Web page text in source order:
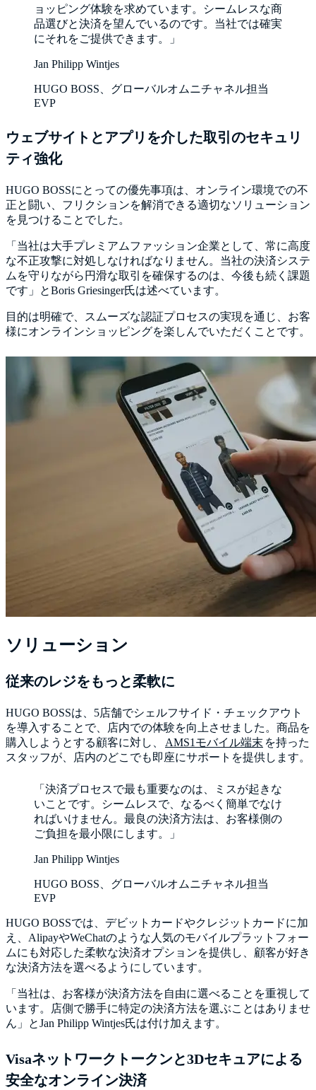
ョッピング体験を求めています。シームレスな商
品選びと決済を望んでいるのです。当社では確実
にそれをご提供できます。」
Jan Philipp Wintjes
HUGO BOSS、グローバルオムニチャネル担当
EVP
ウェブサイトとアプリを介した取引のセキュリ
ティ強化
HUGO BOSSにとっての優先事項は、オンライン環境での不
正と闘い、フリクションを解消できる適切なソリューション
を見つけることでした。
「当社は大手プレミアムファッション企業として、常に高度
な不正攻撃に対処しなければなりません。当社の決済システ
ムを守りながら円滑な取引を確保するのは、今後も続く課題
です」とBoris Griesinger氏は述べています。
目的は明確で、スムーズな認証プロセスの実現を通じ、お客
様にオンラインショッピングを楽しんでいただくことです。
ソリューション
従来のレジをもっと柔軟に
HUGO BOSSは、5店舗でシェルフサイド・チェックアウト
を導入することで、店内での体験を向上させました。商品を
購入しようとする顧客に対し、
AMS1モバイル端末 を持った
スタッフが、店内のどこでも即座にサポートを提供します。
「決済プロセスで最も重要なのは、ミスが起きな
いことです。シームレスで、なるべく簡単でなけ
ればいけません。最良の決済方法は、お客様側の
ご負担を最小限にします。」
Jan Philipp Wintjes
HUGO BOSS、グローバルオムニチャネル担当
EVP
HUGO BOSSでは、デビットカードやクレジットカードに加
え、AlipayやWeChatのような人気のモバイルプラットフォー
ムにも対応した柔軟な決済オプションを提供し、顧客が好き
な決済方法を選べるようにしています。
「当社は、お客様が決済方法を自由に選べることを重視して
います。店側で勝手に特定の決済方法を選ぶことはありませ
ん」とJan Philipp Wintjes氏は付け加えます。
Visaネットワークトークンと3Dセキュアによる
安全なオンライン決済